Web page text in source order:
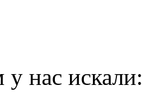
нас искали: